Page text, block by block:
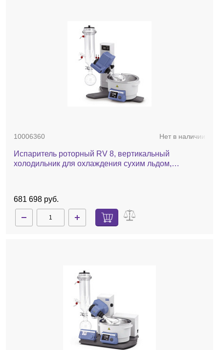
10006360 Нет в наличии
Испаритель роторный RV 8, вертикальный
холодильник для охлаждения сухим льдом,
681 698 руб.